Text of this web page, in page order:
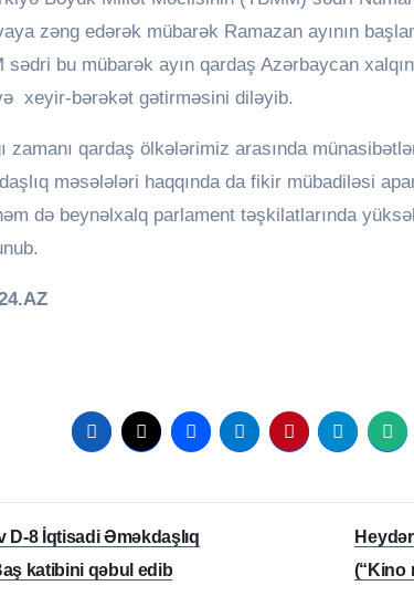
zəng edərək mübarək Ramazan ayının
sədri bu mübarək ayın qardaş Azərbaycan
xeyir-bərəkət gətirməsini diləyib.
zamanı qardaş ölkələrimiz arasında
məsələləri haqqında da fikir mübadiləsi
də beynəlxalq parlament təşkilatlarında
D-8 İqtisadi Əməkdaşlıq
katibini qəbul edib
(“Kino